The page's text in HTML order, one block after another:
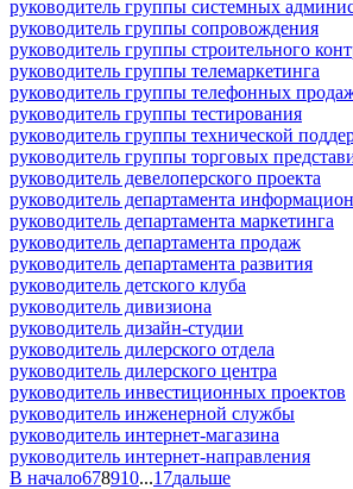
руководитель группы системных
руководитель группы сопровождения
руководитель группы строительного
руководитель группы телемаркетинга
руководитель группы телефонных
руководитель группы тестирования
руководитель группы технической
руководитель группы торговых
руководитель девелоперского проекта
руководитель департамента
руководитель департамента маркетинга
руководитель департамента продаж
руководитель департамента развития
руководитель детского клуба
руководитель дивизиона
руководитель дизайн-студии
руководитель дилерского отдела
руководитель дилерского центра
руководитель инвестиционных проектов
руководитель инженерной службы
руководитель интернет-магазина
руководитель интернет-направления
В начало678910...17дальше